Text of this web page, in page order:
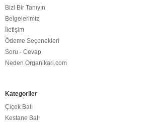
Bizi Bir Tanıyın
Belgelerimiz
İletişim
Ödeme Seçenekleri
Soru - Cevap
Neden Organikari.com
Kategoriler
Çiçek Balı
Kestane Balı